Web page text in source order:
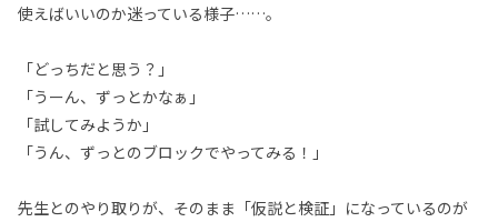
使えばいいのか迷っている様子……。
「どっちだと思う？」
「うーん、ずっとかなぁ」
「試してみようか」
「うん、ずっとのブロックでやってみる！」
先生とのやり取りが、そのまま「仮説と検証」になっているのが